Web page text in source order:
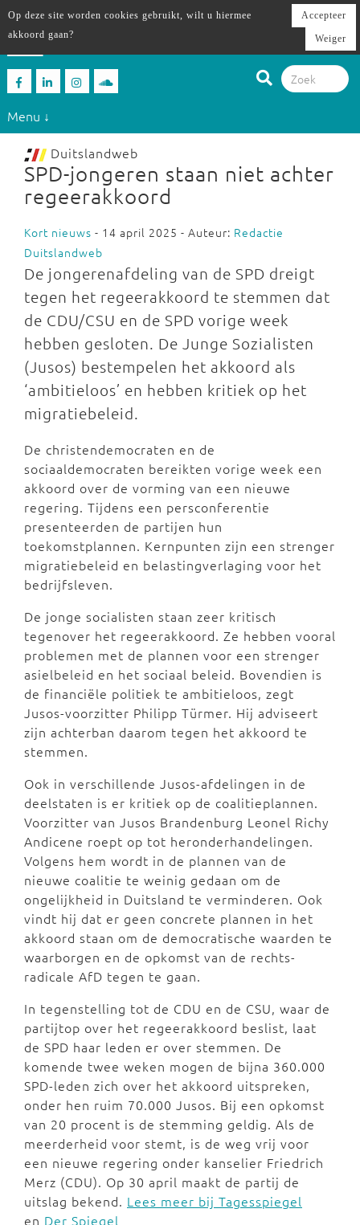
Menu ↓
Duitslandweb
SPD-jongeren staan niet achter
regeerakkoord
Kort nieuws - 14 april 2025 - Auteur: Redactie
Duitslandweb
De jongerenafdeling van de SPD dreigt
tegen het regeerakkoord te stemmen dat
de CDU/CSU en de SPD vorige week
hebben gesloten. De Junge Sozialisten
(Jusos) bestempelen het akkoord als
‘ambitieloos’ en hebben kritiek op het
migratiebeleid.
De christendemocraten en de
sociaaldemocraten bereikten vorige week een
akkoord over de vorming van een nieuwe
regering. Tijdens een persconferentie
presenteerden de partijen hun
toekomstplannen. Kernpunten zijn een strenger
migratiebeleid en belastingverlaging voor het
bedrijfsleven.
De jonge socialisten staan zeer kritisch
tegenover het regeerakkoord. Ze hebben vooral
problemen met de plannen voor een strenger
asielbeleid en het sociaal beleid. Bovendien is
de financiële politiek te ambitieloos, zegt
Jusos-voorzitter Philipp Türmer. Hij adviseert
zijn achterban daarom tegen het akkoord te
stemmen.
Ook in verschillende Jusos-afdelingen in de
deelstaten is er kritiek op de coalitieplannen.
Voorzitter van Jusos Brandenburg Leonel Richy
Andicene roept op tot heronderhandelingen.
Volgens hem wordt in de plannen van de
nieuwe coalitie te weinig gedaan om de
ongelijkheid in Duitsland te verminderen. Ook
vindt hij dat er geen concrete plannen in het
akkoord staan om de democratische waarden te
waarborgen en de opkomst van de rechts-
radicale AfD tegen te gaan.
In tegenstelling tot de CDU en de CSU, waar de
partijtop over het regeerakkoord beslist, laat
de SPD haar leden er over stemmen. De
komende twee weken mogen de bijna 360.000
SPD-leden zich over het akkoord uitspreken,
onder hen ruim 70.000 Jusos. Bij een opkomst
van 20 procent is de stemming geldig. Als de
meerderheid voor stemt, is de weg vrij voor
een nieuwe regering onder kanselier Friedrich
Merz (CDU). Op 30 april maakt de partij de
uitslag bekend. Lees meer bij Tagesspiegel
en Der Spiegel
Op deze site worden cookies gebruikt, wilt u hiermee
akkoord gaan?
Accepteer
Weiger